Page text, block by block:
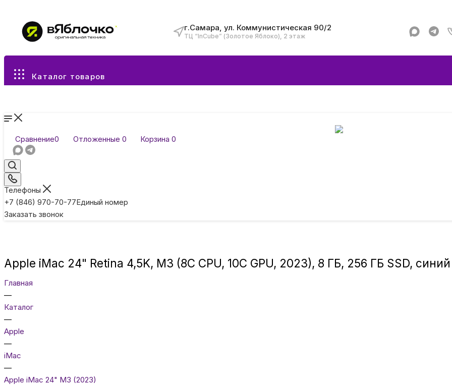
г.Самара, ул. Коммунистическая 90/2
ТЦ “InCube” (Золотое Яблоко), 2 этаж
Каталог товаров
Сравнение0 Отложенные 0 Корзина 0
Телефоны
+7 (846) 970-70-77Единый номер
Заказать звонок
Все разделы каталога
Умные
Apple iMac 24" Retina 4,5K, M3 (8C CPU, 10C GPU, 2023), 8 ГБ, 256 ГБ SSD, синий
Главная
—
Каталог
—
Apple
—
iMac
—
Apple iMac 24" M3 (2023)